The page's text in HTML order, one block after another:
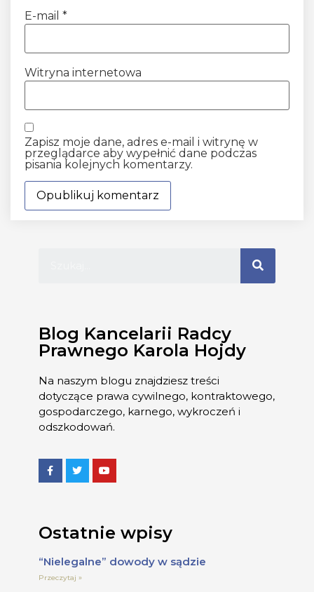
E-mail *
Witryna internetowa
Zapisz moje dane, adres e-mail i witrynę w
przeglądarce aby wypełnić dane podczas
pisania kolejnych komentarzy.
Blog Kancelarii Radcy
Prawnego Karola Hojdy
Na naszym blogu znajdziesz treści
dotyczące prawa cywilnego, kontraktowego,
gospodarczego, karnego, wykroczeń i
odszkodowań.
Ostatnie wpisy
“Nielegalne” dowody w sądzie
Przeczytaj »